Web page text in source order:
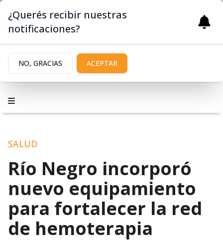
SALUD
Río Negro incorporó
nuevo equipamiento
para fortalecer la red
de hemoterapia
¿Querés recibir nuestras
notificaciones?
NO, GRACIAS ACEPTAR